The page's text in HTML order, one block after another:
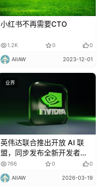
小红书不再需要CTO
1.2K 0 0
AIIAW 2023-12-01
业界
英伟达联合推出开放 AI 联
盟，同步发布全新开发者工
具766 0 0
AIIAW 2026-03-19